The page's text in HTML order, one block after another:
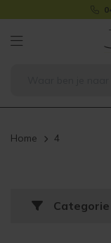
Home 4
Categorie